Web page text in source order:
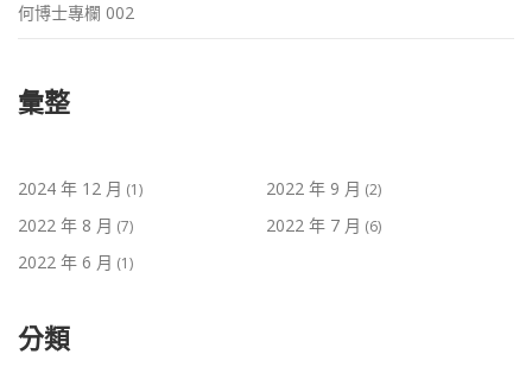
何博士專欄 002
彙整
2024 年 12 月 (1) 2022 年 9 月 (2)
2022 年 8 月 (7) 2022 年 7 月 (6)
2022 年 6 月 (1)
分類